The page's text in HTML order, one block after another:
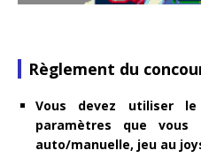
Règlement du
Vous devez utiliser le
paramètres que
auto/manuelle, jeu au